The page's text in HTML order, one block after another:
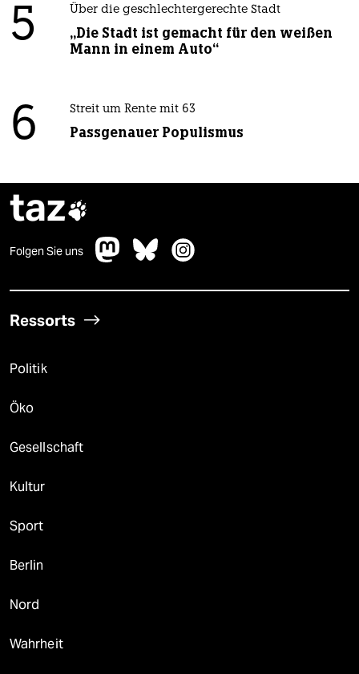
5 Über die geschlechtergerechte Stadt
„Die Stadt ist gemacht für den weißen
Mann in einem Auto“
6 Streit um Rente mit 63
Passgenauer Populismus
taz
Folgen Sie uns
Ressorts
Politik
Öko
Gesellschaft
Kultur
Sport
Berlin
Nord
Wahrheit